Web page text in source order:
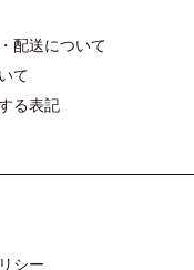
配送について
て
る表記
シー